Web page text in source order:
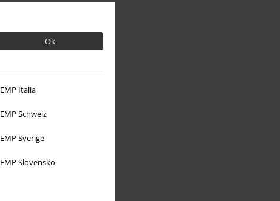
Ok
EMP Italia
EMP Schweiz
EMP Sverige
EMP Slovensko